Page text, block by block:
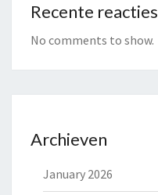
Recente reacties
No comments to show.
Archieven
January 2026